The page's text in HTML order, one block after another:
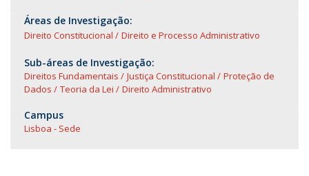
Áreas de Investigação:
Direito Constitucional Direito e Processo Administrativo
Sub-áreas de Investigação:
Direitos Fundamentais Justiça Constitucional
Proteção de
Dados
Teoria da Lei Direito Administrativo
Campus
Lisboa - Sede